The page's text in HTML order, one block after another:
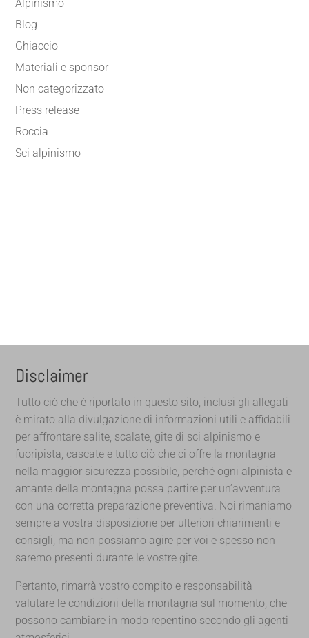
Alpinismo
Blog
Ghiaccio
Materiali e sponsor
Non categorizzato
Press release
Roccia
Sci alpinismo
Disclaimer
Tutto ciò che è riportato in questo sito, inclusi gli allegati
è mirato alla divulgazione di informazioni utili e affidabili
per affrontare salite, scalate, gite di sci alpinismo e
fuoripista, cascate e tutto ciò che ci offre la montagna
nella maggior sicurezza possibile, perché ogni alpinista e
amante della montagna possa partire per un’avventura
con una corretta preparazione preventiva. Noi rimaniamo
sempre a vostra disposizione per ulteriori chiarimenti e
consigli, ma non possiamo agire per voi e spesso non
saremo presenti durante le vostre gite.
Pertanto, rimarrà vostro compito e responsabilità
valutare le condizioni della montagna sul momento, che
possono cambiare in modo repentino secondo gli agenti